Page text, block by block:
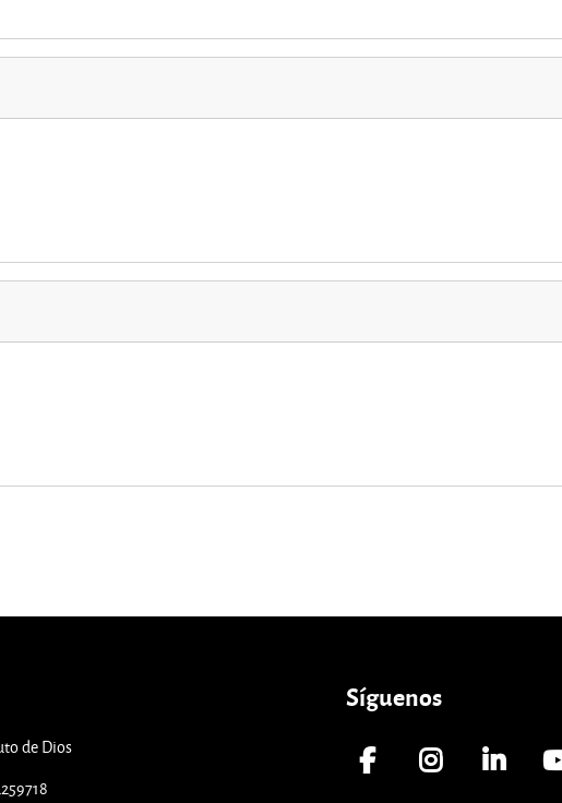
de Dios
Síguenos